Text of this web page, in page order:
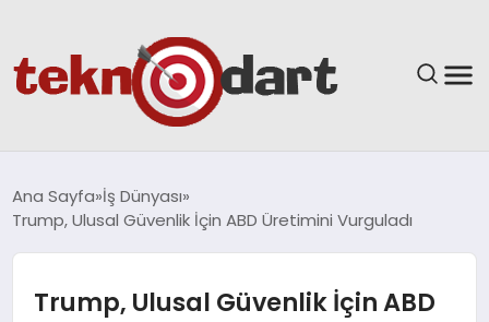
YAŞAM
BILIM & TEKNOLOJI
Ana Sayfa İş Dünyası
Trump, Ulusal Güvenlik İçin ABD Üretimini Vurguladı
Trump, Ulusal Güvenlik İçin ABD